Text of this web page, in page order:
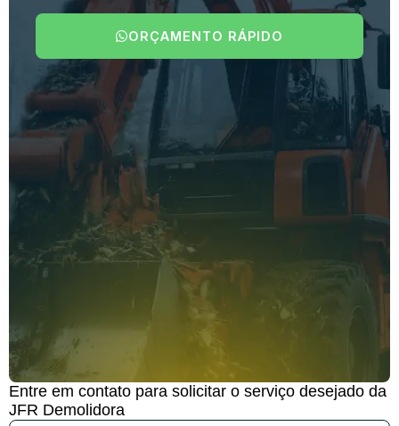
ORÇAMENTO RÁPIDO
Entre em contato para solicitar o serviço desejado da
JFR Demolidora